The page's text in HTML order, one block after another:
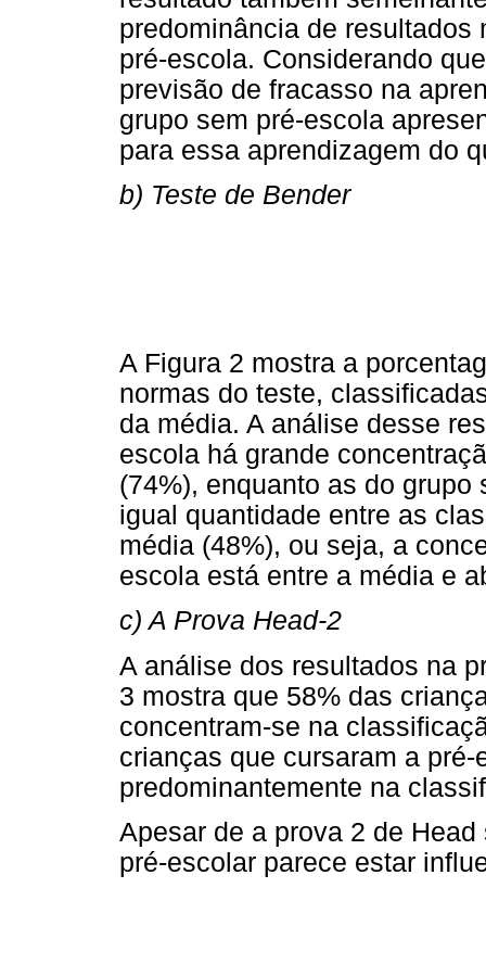
predominância de resultados
pré-escola. Considerando
previsão de fracasso na
grupo sem pré-escola
para essa aprendizagem do
b) Teste de Bender
A Figura 2 mostra a
normas do teste,
da média. A análise desse
escola há grande
(74%), enquanto as do
igual quantidade entre as
média (48%), ou seja, a
escola está entre a média e
c) A Prova Head-2
A análise dos resultados na
3 mostra que 58% das
concentram-se na
crianças que cursaram a
predominantemente na
Apesar de a prova 2 de
pré-escolar parece estar